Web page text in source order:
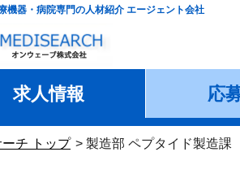
機器・病院専門の人材紹介 エージェント会社
求人情報 応
ーチ トップ 製造部 ペプタイド製造課